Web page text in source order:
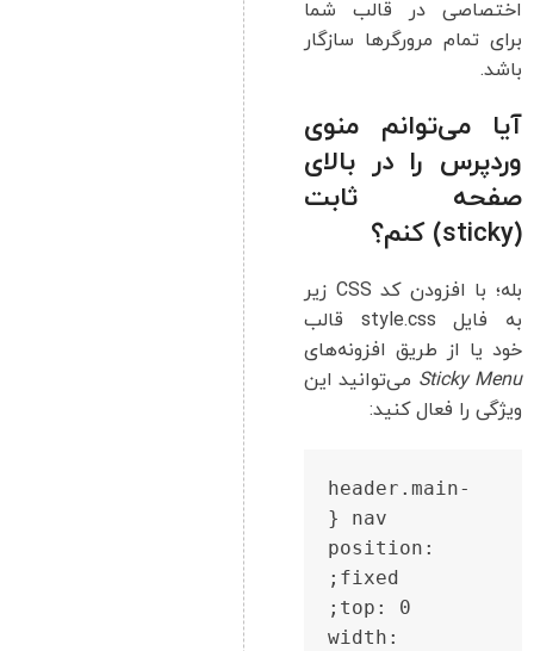
اختصاصی در قالب شما
برای تمام مرورگرها سازگار
باشد.
آیا می‌توانم منوی
وردپرس را در بالای
صفحه ثابت
(sticky) کنم؟
بله؛ با افزودن کد CSS زیر
به فایل style.css قالب
خود یا از طریق افزونه‌های
Sticky Menu می‌توانید این
ویژگی را فعال کنید:
header.main-
    position:
    width: